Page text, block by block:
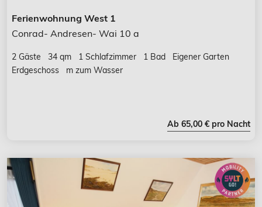
Ferienwohnung West 1
Conrad- Andresen- Wai 10 a
2 Gäste 34 qm 1 Schlafzimmer 1 Bad
Eigener Garten
Erdgeschoss
m zum Wasser
Ab 65,00 € pro Nacht